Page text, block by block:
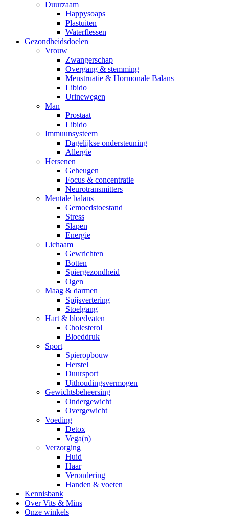
Duurzaam
Happysoaps
Plastuiten
Waterflessen
Gezondheidsdoelen
Vrouw
Zwangerschap
Overgang & stemming
Menstruatie & Hormonale Balans
Libido
Urinewegen
Man
Prostaat
Libido
Immuunsysteem
Dagelijkse ondersteuning
Allergie
Hersenen
Geheugen
Focus & concentratie
Neurotransmitters
Mentale balans
Gemoedstoestand
Stress
Slapen
Energie
Lichaam
Gewrichten
Botten
Spiergezondheid
Ogen
Maag & darmen
Spijsvertering
Stoelgang
Hart & bloedvaten
Cholesterol
Bloeddruk
Sport
Spieropbouw
Herstel
Duursport
Uithoudingsvermogen
Gewichtsbeheersing
Ondergewicht
Overgewicht
Voeding
Detox
Vega(n)
Verzorging
Huid
Haar
Veroudering
Handen & voeten
Kennisbank
Over Vits & Mins
Onze winkels